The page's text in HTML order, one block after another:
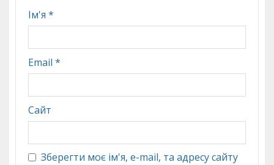
Ім'я *
Email *
Сайт
Зберегти моє ім'я, e-mail, та адресу сайту